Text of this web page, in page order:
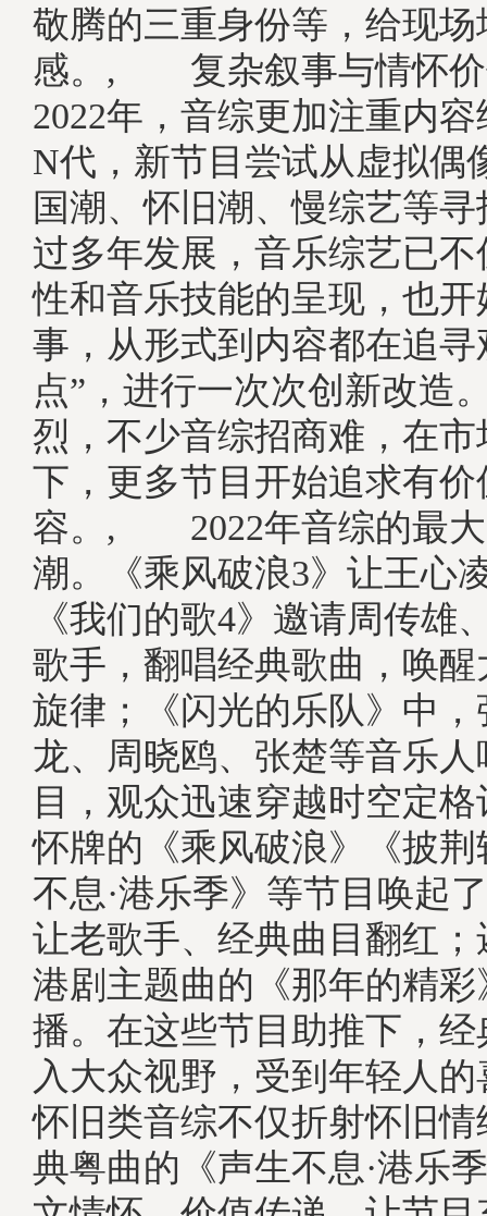
敬腾的三重身份等，给现场
感。, 复杂叙事与情怀
2022年，音综更加注重内
N代，新节目尝试从虚拟偶
国潮、怀旧潮、慢综艺等
过多年发展，音乐综艺已
性和音乐技能的呈现，也
事，从形式到内容都在追寻
点”，进行一次次创新改造
烈，不少音综招商难，在
下，更多节目开始追求有
容。, 2022年音综的最大
潮。《乘风破浪3》让王心
《我们的歌4》邀请周传雄
歌手，翻唱经典歌曲，唤
旋律；《闪光的乐队》中
龙、周晓鸥、张楚等音乐
目，观众迅速穿越时空定
怀牌的《乘风破浪》《披
不息·港乐季》等节目唤起
让老歌手、经典曲目翻红
港剧主题曲的《那年的精
播。在这些节目助推下，
入大众视野，受到年轻人
怀旧类音综不仅折射怀旧
典粤曲的《声生不息·港乐